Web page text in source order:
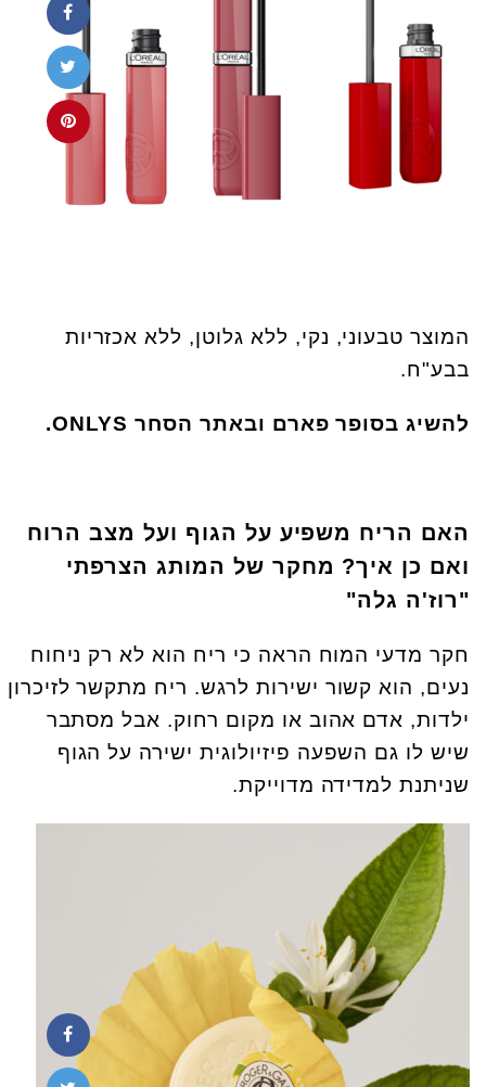
המוצר טבעוני, נקי, ללא גלוטן, ללא אכזריות
בבע"ח.
להשיג בסופר פארם ובאתר הסחר ONLYS.
האם הריח משפיע על הגוף ועל מצב הרוח
ואם כן איך? מחקר של המותג הצרפתי
"רוז'ה גלה"
חקר מדעי המוח הראה כי ריח הוא לא רק ניחוח
נעים, הוא קשור ישירות לרגש. ריח מתקשר לזיכרון
ילדות, אדם אהוב או מקום רחוק. אבל מסתבר
שיש לו גם השפעה פיזיולוגית ישירה על הגוף
שניתנת למדידה מדוייקת.